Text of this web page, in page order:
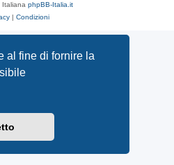
al fine di fornire la
Italiana phpBB-Italia.it
| Condizioni